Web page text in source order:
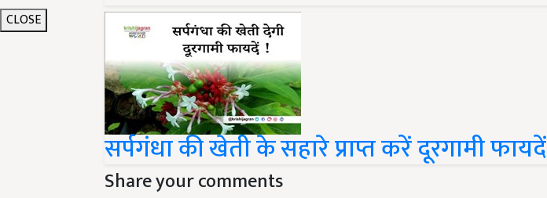
CLOSE
सर्पगंधा की खेती के सहारे प्राप्त करें दूरगामी फायदें
Share your comments